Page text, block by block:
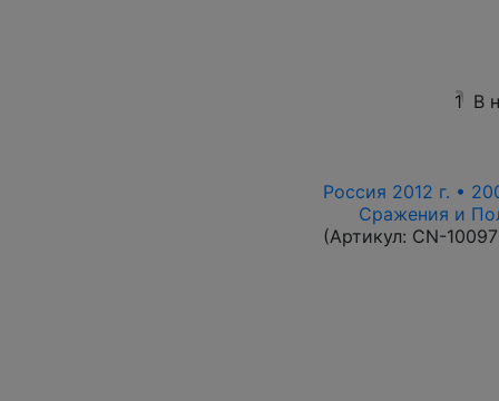
1 В
Россия 2012 г. •
Сражения и
(Артикул: CN-10097